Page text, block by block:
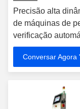
Precisão alta
de máquinas de
verificação
com melhor
Conversar Agora '